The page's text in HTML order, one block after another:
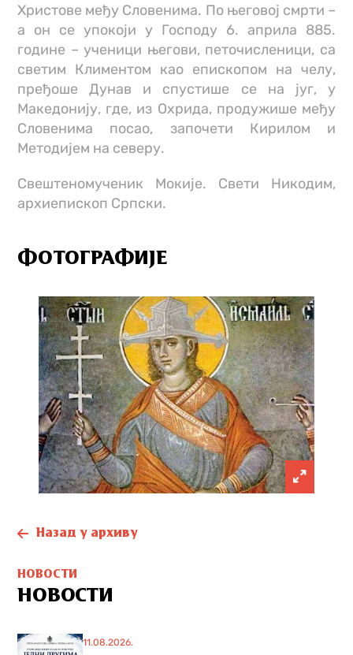
Христове међу Словенима. По његовој смрти –
а он се упокоји у Господу 6. априла 885.
године – ученици његови, петочисленици, са
светим Климентом као епископом на челу,
пређоше Дунав и спустише се на југ, у
Македонију, где, из Охрида, продужише међу
Словенима посао, започети Кирилом и
Методијем на северу.
Свештеномученик Мокије. Свети Никодим,
архиепископ Српски.
ФОТОГРАФИЈЕ
Назад у архиву
НОВОСТИ
НОВОСТИ
11.08.2026.